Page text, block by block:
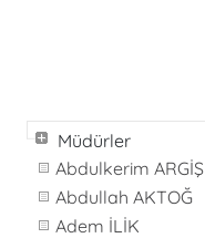
Müdürler
Abdulkerim ARGİŞ
Abdullah AKTOĞ
Adem İLİK